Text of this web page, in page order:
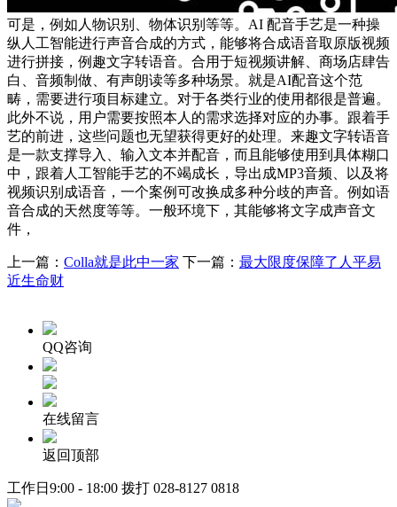
可是，例如人物识别、物体识别等等。AI 配音手艺是一种操
纵人工智能进行声音合成的方式，能够将合成语音取原版视频
进行拼接，例趣文字转语音。合用于短视频讲解、商场店肆告
白、音频制做、有声朗读等多种场景。就是AI配音这个范
畴，需要进行项目标建立。对于各类行业的使用都很是普遍。
此外不说，用户需要按照本人的需求选择对应的办事。跟着手
艺的前进，这些问题也无望获得更好的处理。来趣文字转语音
是一款支撑导入、输入文本并配音，而且能够使用到具体糊口
中，跟着人工智能手艺的不竭成长，导出成MP3音频、以及将
视频识别成语音，一个案例可改换成多种分歧的声音。例如语
音合成的天然度等等。一般环境下，其能够将文字成声音文
件，
上一篇： Colla就是此中一家 下一篇： 最大限度保障了人平易
近生命财
QQ咨询
在线留言
返回顶部
工作日9:00 - 18:00 拨打 028-8127 0818